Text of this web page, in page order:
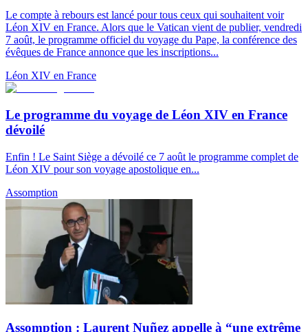
Le compte à rebours est lancé pour tous ceux qui souhaitent voir
Léon XIV en France. Alors que le Vatican vient de publier, vendredi
7 août, le programme officiel du voyage du Pape, la conférence des
évêques de France annonce que les inscriptions...
Léon XIV en France
Le programme du voyage de Léon XIV en France
dévoilé
Enfin ! Le Saint Siège a dévoilé ce 7 août le programme complet de
Léon XIV pour son voyage apostolique en...
Assomption
Assomption : Laurent Nuñez appelle à “une extrême